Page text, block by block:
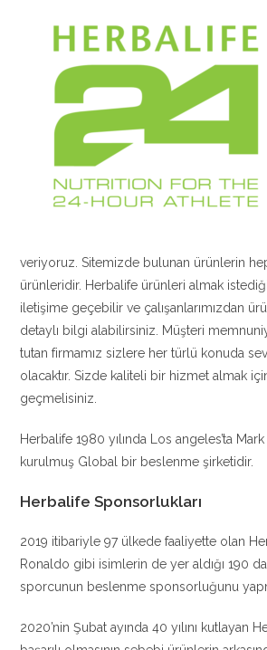
veriyoruz. Sitemizde bulunan ürünlerin
ürünleridir. Herbalife ürünleri almak
iletişime geçebilir ve çalışanlarımızdan
detaylı bilgi alabilirsiniz. Müşteri
tutan firmamız sizlere her türlü konuda
olacaktır. Sizde kaliteli bir hizmet almak
geçmelisiniz.
Herbalife 1980 yılında Los angeles’ta Mark
kurulmuş Global bir beslenme şirketidir.
Herbalife Sponsorlukları
2019 itibariyle 97 ülkede faaliyette olan
Ronaldo gibi isimlerin de yer aldığı 190
sporcunun beslenme sponsorluğunu
2020’nin Şubat ayında 40 yılını kutlayan